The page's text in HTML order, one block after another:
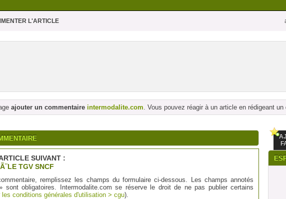
L'ARTICLE
ajouter un commentaire intermodalite.com. Vous pouvez réagir à un article en rédigeant un
SUIVANT :
TGV SNCF
remplissez les champs du formulaire ci-dessous. Les champs annotés
sont obligatoires. Intermodalite.com se réserve le droit de ne pas publier certains
les conditions générales d'utilisation > cgu).